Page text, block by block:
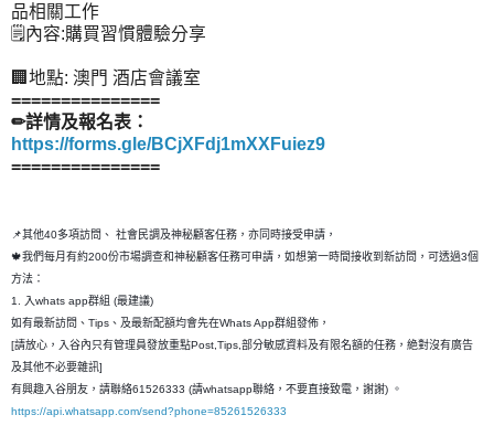
品相關工作
🗒內容:購買習慣體驗分享
🏢地點: 澳門 酒店會議室
===============
✏詳情及報名表：
https://forms.gle/BCjXFdj1mXXFuiez9
===============
📌其他40多項訪問、 社會民調及神秘顧客任務，亦同時接受申請，
🍁我們每月有約200份市場調查和神秘顧客任務可申請，如想第一時間接收到新訪問，可透過3個
方法：
1. 入whats app群組 (最建議)
如有最新訪問、Tips、及最新配額均會先在Whats App群組發佈，
[請放心，入谷內只有管理員發放重點Post,Tips,部分敏感資料及有限名額的任務，絶對沒有廣告
及其他不必要雜訊]
有興趣入谷朋友，請聯絡61526333 (請whatsapp聯絡，不要直接致電，謝謝) 。
https://api.whatsapp.com/send?phone=85261526333